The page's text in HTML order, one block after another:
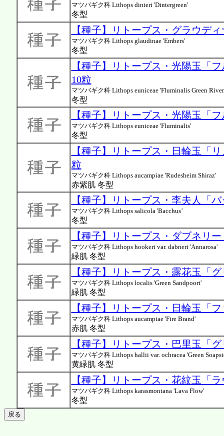
マツバギク科 Lithops dinteri 'Dintergreen'
冬型
【種子】リトープス・グラウデ
マツバギク科 Lithops glaudinae 'Embers'
冬型
【種子】リトープス・光陽玉「
10粒
マツバギク科 Lithops euniceae 'Fluminalis Green
冬型
【種子】リトープス・光陽玉「
マツバギク科 Lithops euniceae 'Fluminalis'
冬型
【種子】リトープス・日輪玉「
粒
マツバギク科 Lithops aucampiae 'Rudesheim Shiraz'
赤紫肌 冬型
【種子】リトープス・李夫人「
マツバギク科 Lithops salicola 'Bacchus’
冬型
【種子】リトープス・ダブネリ
マツバギク科 Lithops hookeri var. dabneri 'Annarosa'
緑肌 冬型
【種子】リトープス・露花玉「
マツバギク科 Lithops localis 'Green Sandpoort'
緑肌 冬型
【種子】リトープス・日輪玉「
マツバギク科 Lithops aucampiae 'Fire Brand'
赤肌 冬型
【種子】リトープス・巴里玉「
マツバギク科 Lithops hallii var. ochracea 'Green
黄緑肌 冬型
【種子】リトープス・花紋玉「
マツバギク科 Lithops karasmontana 'Lava Flow'
冬型